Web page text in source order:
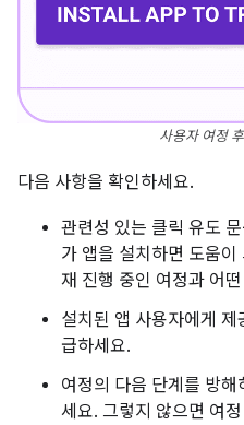
사용자 여정
다음 사항을 확인하세요.
관련성 있는 클릭 유도
가 앱을 설치하면 도움
재 진행 중인 여정과 어
설치된 앱 사용자에게
급하세요.
여정의 다음 단계를 방
세요. 그렇지 않으면 여